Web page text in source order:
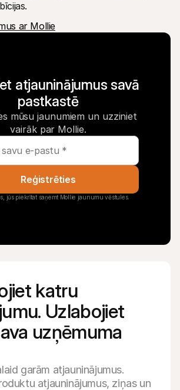
ar Mollie
atjauninājumus savā
pastkastē
mūsu jaunumiem un uzziniet
vairāk par Mollie.
Reģistrēties
jūs piekrītat saņemt Mollie jaunumu vēstules.
katru
Uzlabojiet
uzņēmuma
garām atjauninājumus.
atjauninājumus, ziņas un